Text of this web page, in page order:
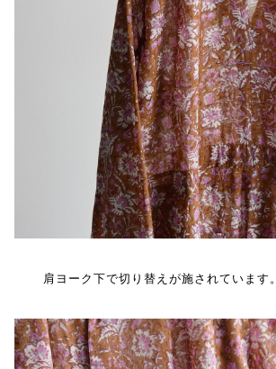
肩ヨーク下で切り替えが施されています。